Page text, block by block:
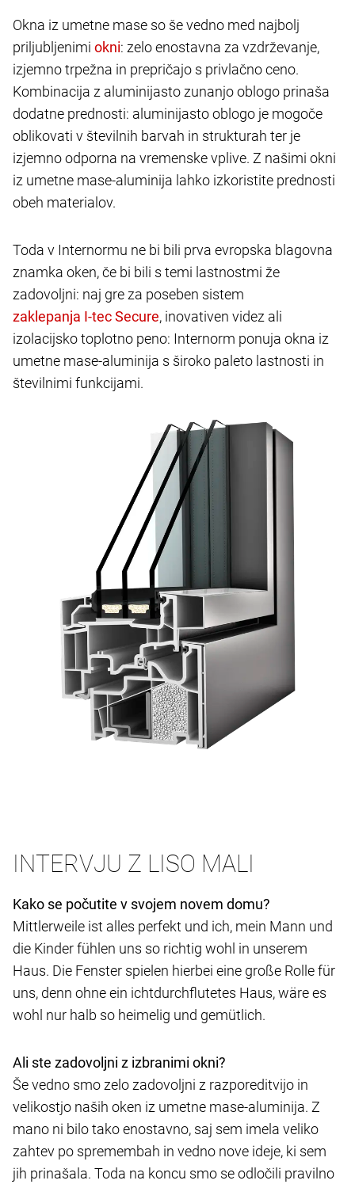
Okna iz umetne mase so še vedno med najbolj
priljubljenimi
: zelo enostavna za vzdrževanje,
izjemno trpežna in prepričajo s privlačno ceno.
Kombinacija z aluminijasto zunanjo oblogo prinaša
dodatne prednosti: aluminijasto oblogo je mogoče
oblikovati v številnih barvah in strukturah ter je
izjemno odporna na vremenske vplive. Z našimi okni
iz umetne mase-aluminija lahko izkoristite prednosti
obeh materialov.
Toda v Internormu ne bi bili prva evropska blagovna
znamka oken, če bi bili s temi lastnostmi že
zadovoljni: naj gre za poseben sistem
, inovativen videz ali
izolacijsko toplotno peno: Internorm ponuja okna iz
umetne mase-aluminija s široko paleto lastnosti in
številnimi funkcijami.
INTERVJU Z LISO MALI
Kako se počutite v svojem novem domu?
Mittlerweile ist alles perfekt und ich, mein Mann und
die Kinder fühlen uns so richtig wohl in unserem
Haus. Die Fenster spielen hierbei eine große Rolle für
uns, denn ohne ein ichtdurchflutetes Haus, wäre es
wohl nur halb so heimelig und gemütlich.
Ali ste zadovoljni z izbranimi okni?
Še vedno smo zelo zadovoljni z razporeditvijo in
velikostjo naših oken iz umetne mase-aluminija. Z
mano ni bilo tako enostavno, saj sem imela veliko
zahtev po spremembah in vedno nove ideje, ki sem
jih prinašala. Toda na koncu smo se odločili pravilno